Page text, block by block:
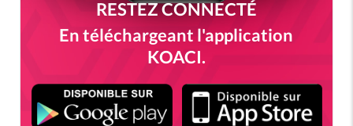
RESTEZ CONNECTÉ
En téléchargeant l'application
KOACI.